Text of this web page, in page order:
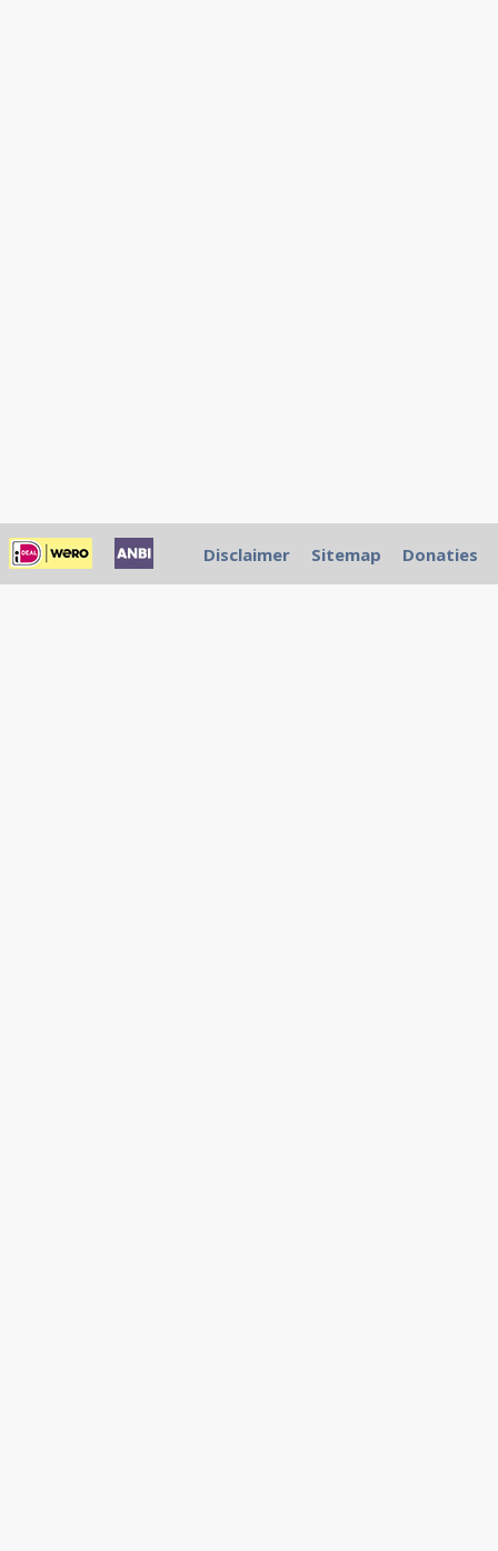
Disclaimer Sitemap Donaties